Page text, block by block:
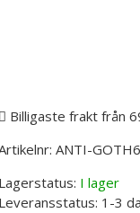
Billigaste frakt från
ANTI-
Lagerstatus: I lager
Leveransstatus: 1-3